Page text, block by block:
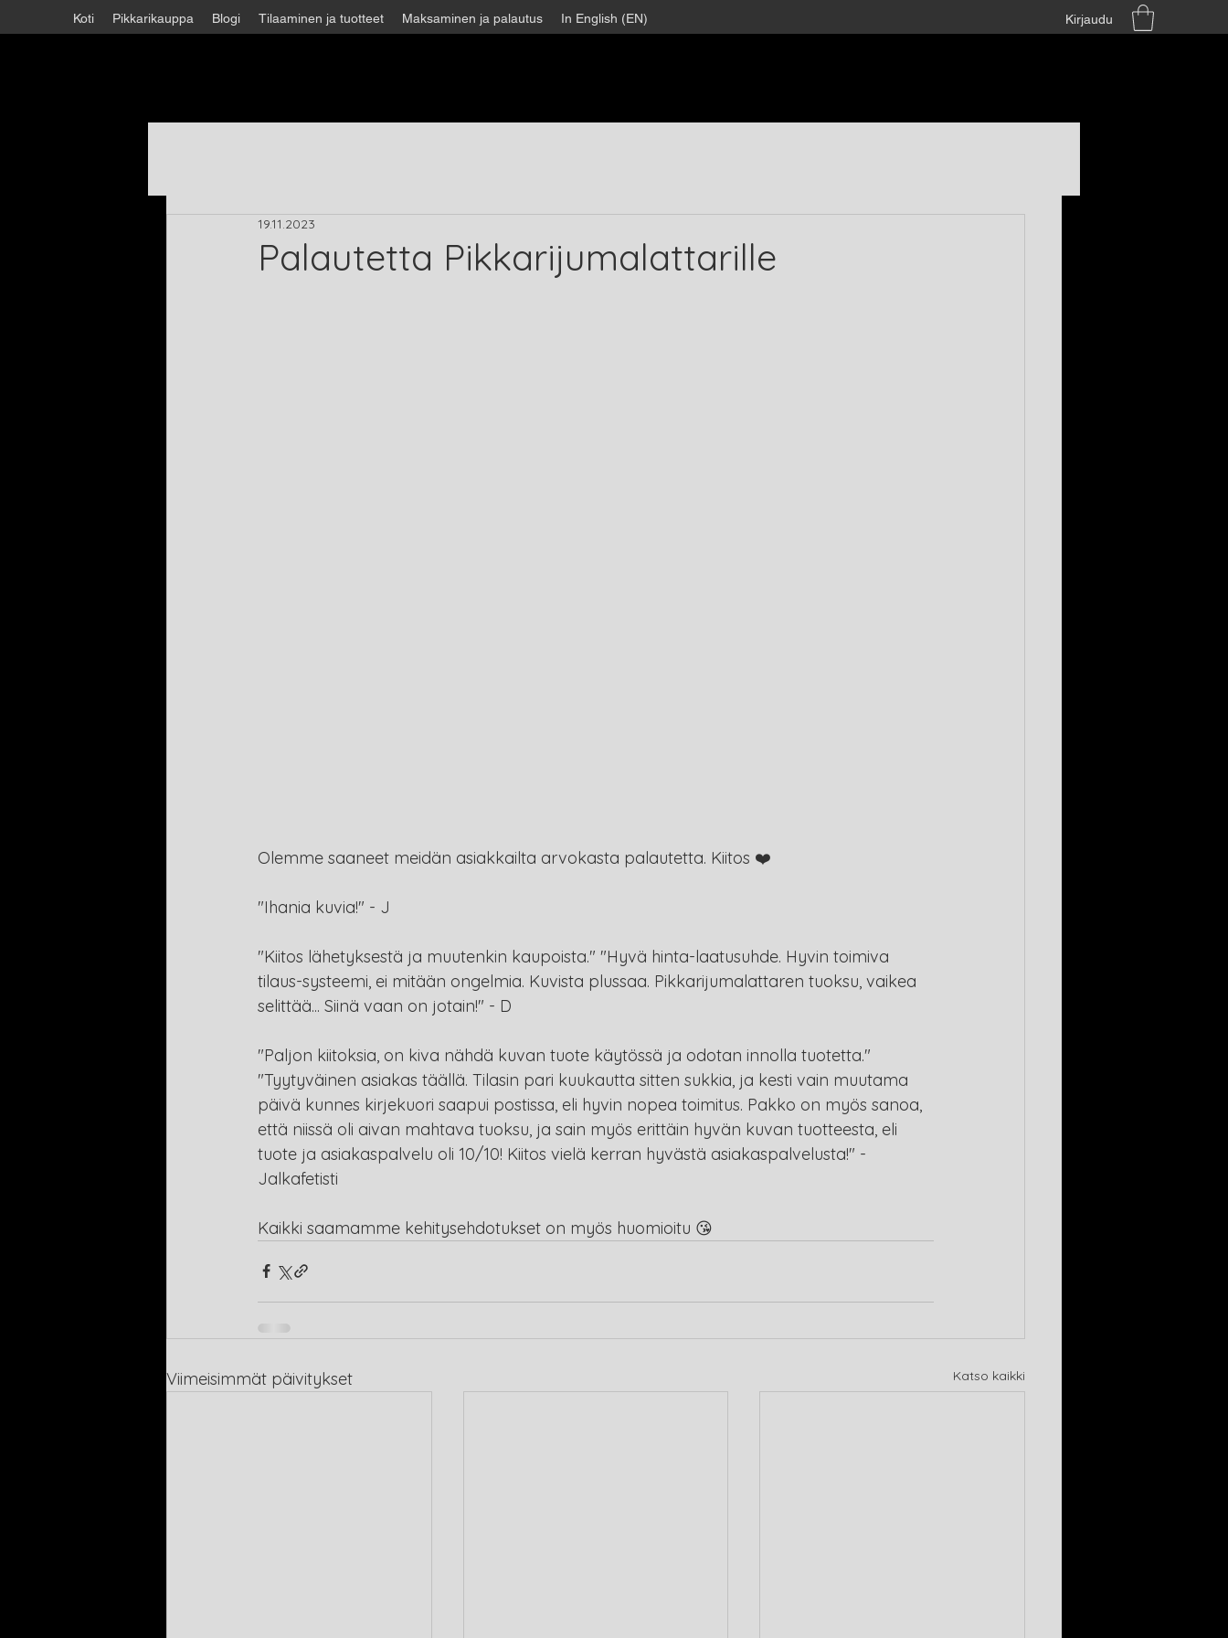
Koti Pikkarikauppa Blogi Tilaaminen ja tuotteet Maksaminen ja palautus In English (EN) Kirjaudu
Palautetta Pikkarijumalattarille
19.11.2023
Olemme saaneet meidän asiakkailta arvokasta palautetta. Kiitos ❤️
"Ihania kuvia!" - J
"Kiitos lähetyksestä ja muutenkin kaupoista." "Hyvä hinta-laatusuhde. Hyvin toimiva
tilaus-systeemi, ei mitään ongelmia. Kuvista plussaa. Pikkarijumalattaren tuoksu, vaikea
selittää... Siinä vaan on jotain!" - D
"Paljon kiitoksia, on kiva nähdä kuvan tuote käytössä ja odotan innolla tuotetta."
"Tyytyväinen asiakas täällä. Tilasin pari kuukautta sitten sukkia, ja kesti vain muutama
päivä kunnes kirjekuori saapui postissa, eli hyvin nopea toimitus. Pakko on myös sanoa,
että niissä oli aivan mahtava tuoksu, ja sain myös erittäin hyvän kuvan tuotteesta, eli
tuote ja asiakaspalvelu oli 10/10! Kiitos vielä kerran hyvästä asiakaspalvelusta!" -
Jalkafetisti
Kaikki saamamme kehitysehdotukset on myös huomioitu 😘
Viimeisimmät päivitykset Katso kaikki